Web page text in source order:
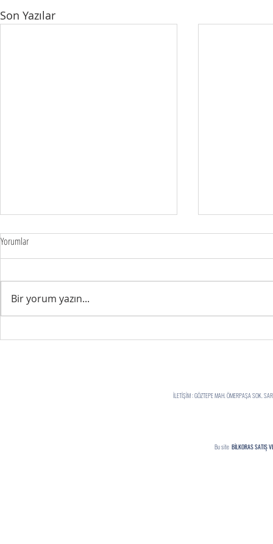
Son Yazılar
ELALEMİ MUTLU EDERKEN...
Yorumlar
Bir yorum yazın...
İLETİŞİM : GÖZTEPE MAH. ÖMERPAŞA
Bu siteBİLKORAS SATIŞ